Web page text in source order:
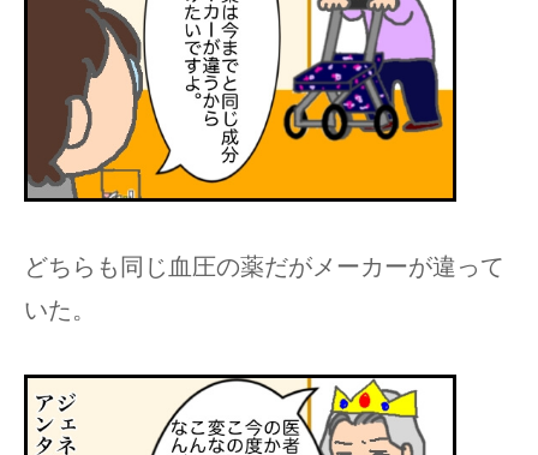
どちらも同じ血圧の薬だがメーカーが違って
いた。